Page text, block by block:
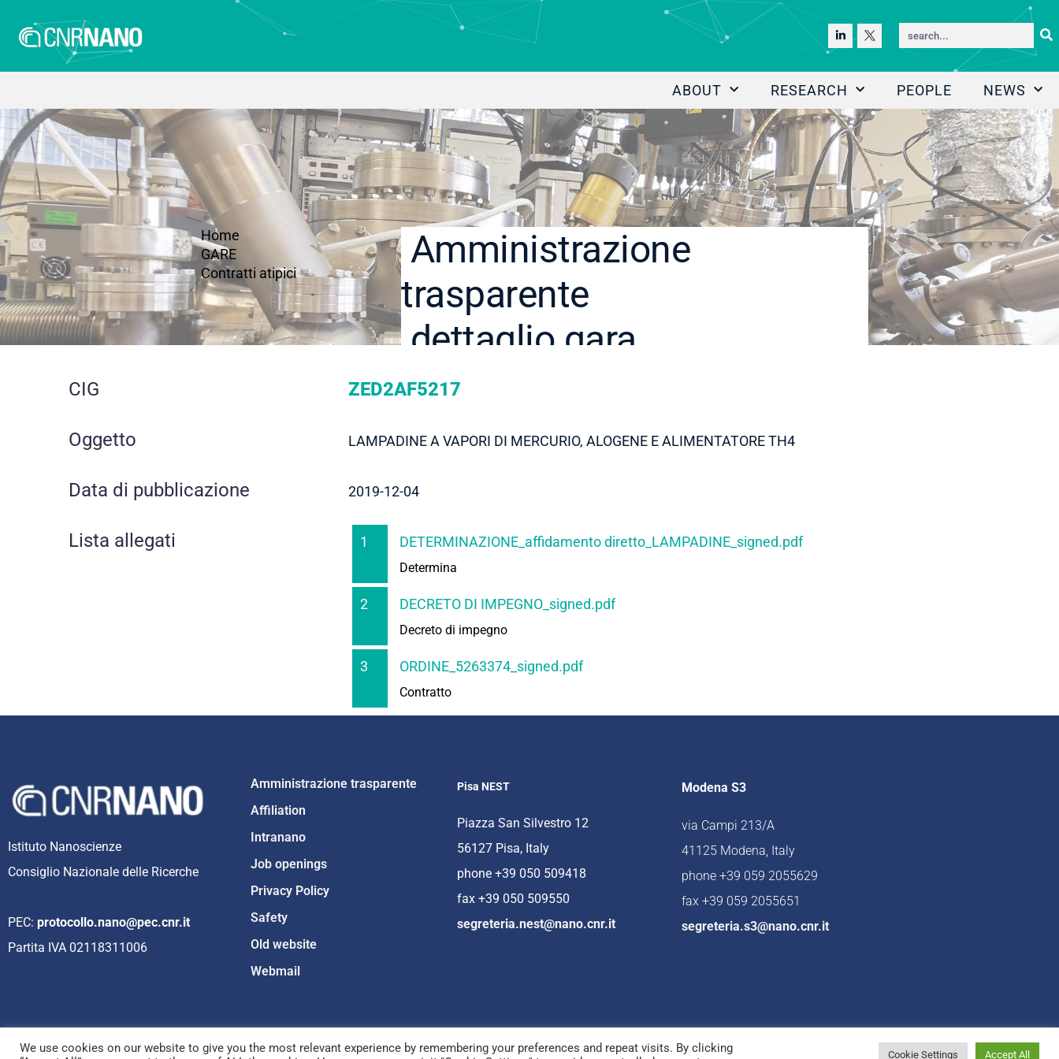
ABOUT RESEARCH PEOPLE NEWS
Home
GARE
Contratti atipici
Amministrazione
trasparente
dettaglio gara
CIG ZED2AF5217
Oggetto LAMPADINE A VAPORI DI MERCURIO, ALOGENE E ALIMENTATORE TH4
Data di pubblicazione 2019-12-04
Lista allegati 1 DETERMINAZIONE_affidamento diretto_LAMPADINE_signed.pdf
Determina
2 DECRETO DI IMPEGNO_signed.pdf
Decreto di impegno
3 ORDINE_5263374_signed.pdf
Contratto
Istituto Nanoscienze
Consiglio Nazionale delle Ricerche
PEC: protocollo.nano@pec.cnr.it
Partita IVA 02118311006
Amministrazione trasparente
Affiliation
Intranano
Job openings
Privacy Policy
Safety
Old website
Webmail
Pisa NEST
Piazza San Silvestro 12
56127 Pisa, Italy
phone +39 050 509418
fax +39 050 509550
segreteria.nest@nano.cnr.it
Modena S3
via Campi 213/A
41125 Modena, Italy
phone +39 059 2055629
fax +39 059 2055651
segreteria.s3@nano.cnr.it
We use cookies on our website to give you the most relevant experience by remembering your preferences and repeat visits. By clicking
Cookie Settings Accept All